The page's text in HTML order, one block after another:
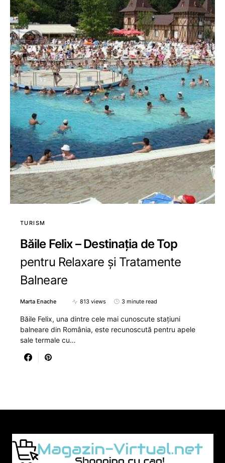
TURISM
Băile Felix – Destinația de Top
pentru Relaxare și Tratamente
Balneare
Marta Enache 813 views 3 minute read
Băile Felix, una dintre cele mai cunoscute stațiuni
balneare din România, este recunoscută pentru apele
sale termale cu…